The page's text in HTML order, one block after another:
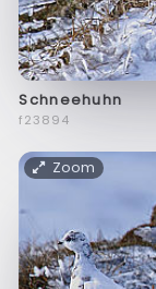
Schneehuhn
f23894
Zoom